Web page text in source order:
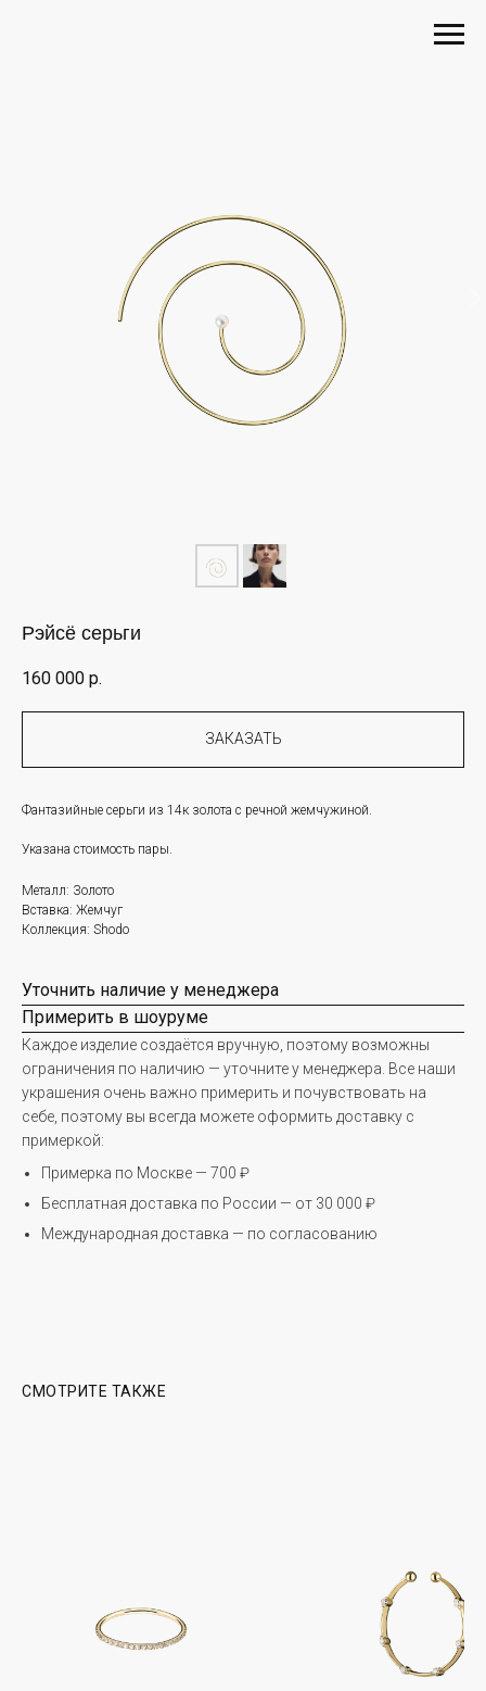
Рэйсё серьги
160 000 р.
ЗАКАЗАТЬ
Фантазийные серьги из 14к золота с речной жемчужиной.
Указана стоимость пары.
Металл: Золото
Вставка: Жемчуг
Коллекция: Shodo
Уточнить наличие у менеджера
Примерить в шоуруме
Каждое изделие создаётся вручную, поэтому возможны
ограничения по наличию — уточните у менеджера. Все наши
украшения очень важно примерить и почувствовать на
себе, поэтому вы всегда можете оформить доставку с
примеркой:
Примерка по Москве — 700 ₽
Бесплатная доставка по России — от 30 000 ₽
Международная доставка — по согласованию
СМОТРИТЕ ТАКЖЕ